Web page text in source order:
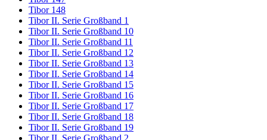
Tibor 148
Tibor II. Serie Großband 1
Tibor II. Serie Großband 10
Tibor II. Serie Großband 11
Tibor II. Serie Großband 12
Tibor II. Serie Großband 13
Tibor II. Serie Großband 14
Tibor II. Serie Großband 15
Tibor II. Serie Großband 16
Tibor II. Serie Großband 17
Tibor II. Serie Großband 18
Tibor II. Serie Großband 19
Tibor II. Serie Großband 2